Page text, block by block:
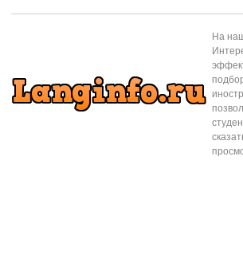
На